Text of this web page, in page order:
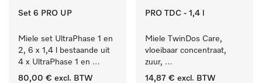
Set 6 PRO UP
Miele set UltraPhase 1 en
2, 6 x 1,4 l bestaande uit
4 x UltraPhase 1 en
2 x UltraPhase 2.
80,00 € excl. BTW
PRO TDC - 1,4 l
Miele TwinDos Care,
vloeibaar concentraat,
zuur,
1,4 l Reinigingsmiddel
14,87 € excl. BTW